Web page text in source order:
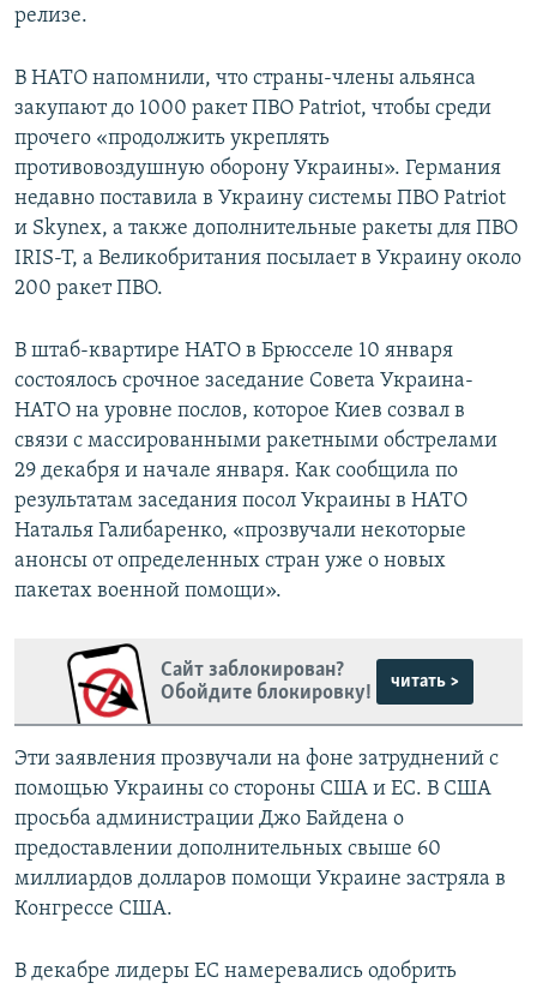
релизе.
В НАТО напомнили, что страны-члены альянса
закупают до 1000 ракет ПВО Patriot, чтобы среди
прочего «продолжить укреплять
противовоздушную оборону Украины». Германия
недавно поставила в Украину системы ПВО Patriot
и Skynex, а также дополнительные ракеты для ПВО
IRIS-T, а Великобритания посылает в Украину около
200 ракет ПВО.
В штаб-квартире НАТО в Брюсселе 10 января
состоялось срочное заседание Совета Украина-
НАТО на уровне послов, которое Киев созвал в
связи с массированными ракетными обстрелами
29 декабря и начале января. Как сообщила по
результатам заседания посол Украины в НАТО
Наталья Галибаренко, «прозвучали некоторые
анонсы от определенных стран уже о новых
пакетах военной помощи».
Сайт заблокирован?
Обойдите блокировку!
читать >
Эти заявления прозвучали на фоне затруднений с
помощью Украины со стороны США и ЕС. В США
просьба администрации Джо Байдена о
предоставлении дополнительных свыше 60
миллиардов долларов помощи Украине застряла в
Конгрессе США.
В декабре лидеры ЕС намеревались одобрить